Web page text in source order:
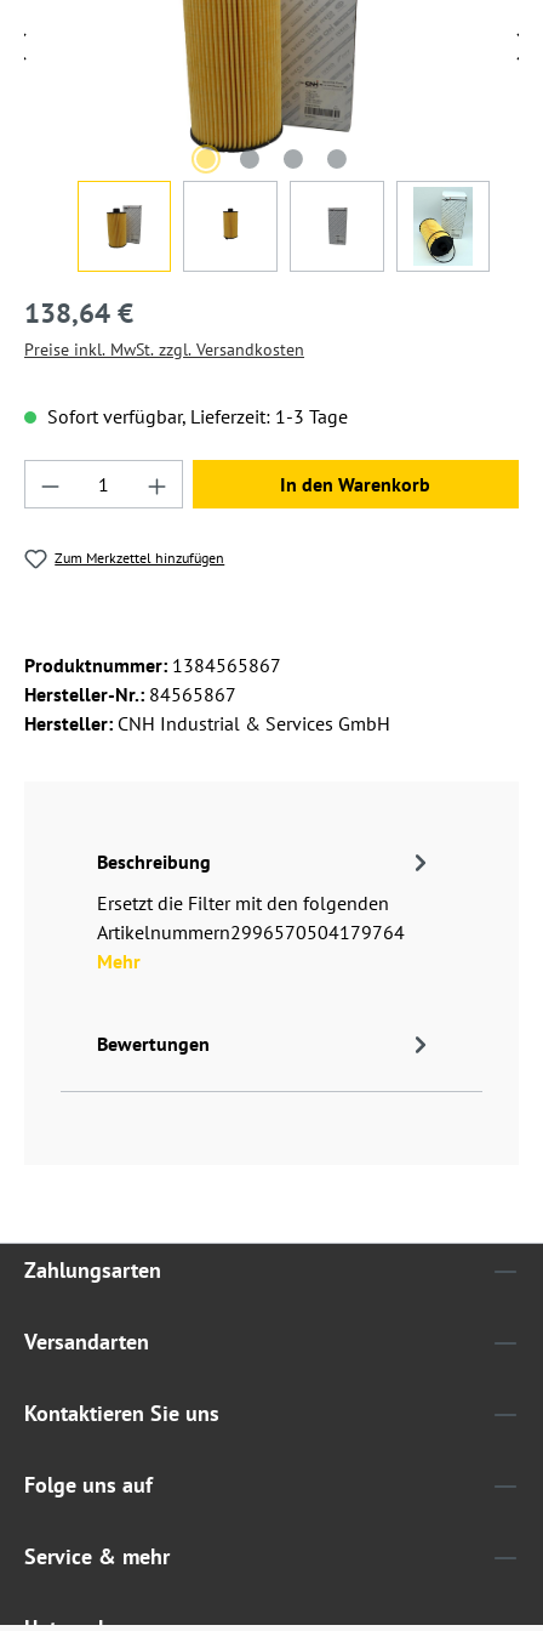
138,64 €
Preise inkl. MwSt. zzgl. Versandkosten
Sofort verfügbar, Lieferzeit: 1-3 Tage
Produkt Anzahl: Gib den gewünschten
In den Warenkorb
Zum Merkzettel hinzufügen
Produktnummer: 1384565867
Hersteller-Nr.: 84565867
Hersteller: CNH Industrial & Services GmbH
Beschreibung
Ersetzt die Filter mit den folgenden
Artikelnummern2996570504179764
Mehr
Bewertungen
Zahlungsarten
Versandarten
Kontaktieren Sie uns
Folge uns auf
Service & mehr